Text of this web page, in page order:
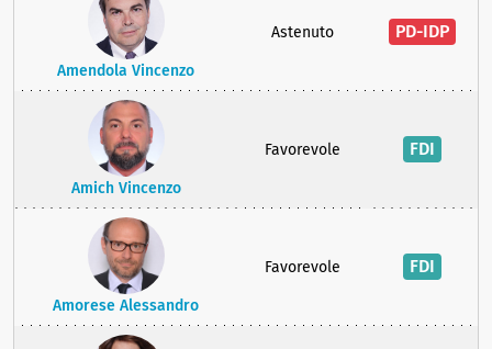
Amendola Vincenzo
Astenuto PD-IDP
Amich Vincenzo
Favorevole FDI
Amorese Alessandro
Favorevole FDI